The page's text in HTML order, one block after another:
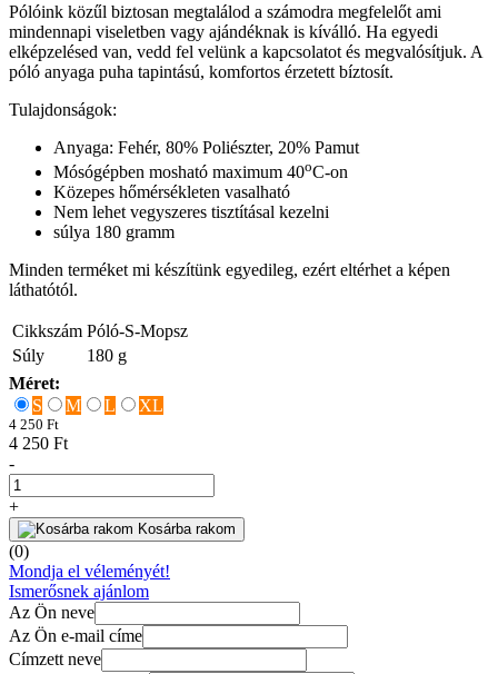
Pólóink közűl biztosan megtalálod a számodra megfelelőt ami
mindennapi viseletben vagy ajándéknak is kíválló. Ha egyedi
elképzelésed van, vedd fel velünk a kapcsolatot és megvalósítjuk. A
póló anyaga puha tapintású, komfortos érzetett bíztosít.
Tulajdonságok:
Anyaga: Fehér, 80% Poliészter, 20% Pamut
Mósógépben mosható maximum 40oC-on
Közepes hőmérsékleten vasalható
Nem lehet vegyszeres tisztításal kezelni
súlya 180 gramm
Minden terméket mi készítünk egyedileg, ezért eltérhet a képen
láthatótól.
Cikkszám Póló-S-Mopsz
Súly
180 g
Méret:
S
M L XL
4 250 Ft
4 250 Ft
-
+
Kosárba rakom
(0)
Mondja el véleményét!
Ismerősnek ajánlom
Az Ön neve
Az Ön e-mail címe
Címzett neve